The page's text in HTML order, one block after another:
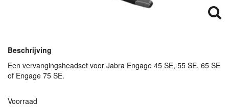
Beschrijving
Een vervangingsheadset voor Jabra Engage 45 SE, 55 SE, 65 SE
of Engage 75 SE.
Voorraad